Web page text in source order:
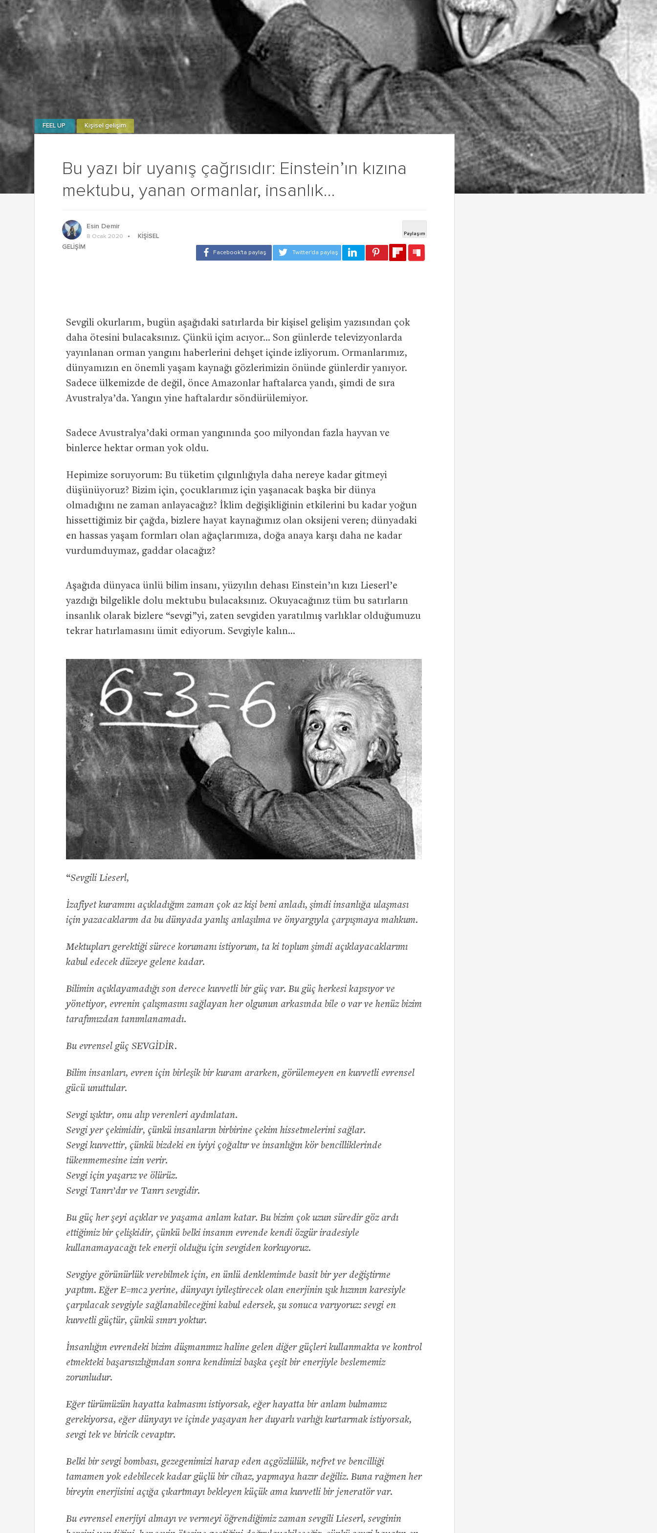
Bu yazı bir uyanış çağrısıdır: Einstein’ın kızına
mektubu, yanan ormanlar, insanlık…
FEEL UP Kişisel gelişim
Esin Demir
8 Ocak 2020
KIŞISEL
GELIŞIM
Sevgili okurlarım, bugün aşağıdaki satırlarda bir kişisel gelişim yazısından çok
daha ötesini bulacaksınız. Çünkü içim acıyor… Son günlerde televizyonlarda
yayınlanan orman yangını haberlerini dehşet içinde izliyorum. Ormanlarımız,
dünyamızın en önemli yaşam kaynağı gözlerimizin önünde günlerdir yanıyor.
Sadece ülkemizde de değil, önce Amazonlar haftalarca yandı, şimdi de sıra
Avustralya’da. Yangın yine haftalardır söndürülemiyor.
Sadece Avustralya’daki orman yangınında 500 milyondan fazla hayvan ve
binlerce hektar orman yok oldu.
Hepimize soruyorum: Bu tüketim çılgınlığıyla daha nereye kadar gitmeyi
düşünüyoruz? Bizim için, çocuklarımız için yaşanacak başka bir dünya
olmadığını ne zaman anlayacağız? İklim değişikliğinin etkilerini bu kadar yoğun
hissettiğimiz bir çağda, bizlere hayat kaynağımız olan oksijeni veren; dünyadaki
en hassas yaşam formları olan ağaçlarımıza, doğa anaya karşı daha ne kadar
vurdumduymaz, gaddar olacağız?
Aşağıda dünyaca ünlü bilim insanı, yüzyılın dehası Einstein’ın kızı Lieserl’e
yazdığı bilgelikle dolu mektubu bulacaksınız. Okuyacağınız tüm bu satırların
insanlık olarak bizlere “sevgi”yi, zaten sevgiden yaratılmış varlıklar olduğumuzu
tekrar hatırlamasını ümit ediyorum. Sevgiyle kalın…
“Sevgili Lieserl,
İzafiyet kuramını açıkladığım zaman çok az kişi beni anladı, şimdi insanlığa ulaşması
için yazacaklarım da bu dünyada yanlış anlaşılma ve önyargıyla çarpışmaya mahkum.
Mektupları gerektiği sürece korumanı istiyorum, ta ki toplum şimdi açıklayacaklarımı
kabul edecek düzeye gelene kadar.
Bilimin açıklayamadığı son derece kuvvetli bir güç var. Bu güç herkesi kapsıyor ve
yönetiyor, evrenin çalışmasını sağlayan her olgunun arkasında bile o var ve henüz bizim
tarafımızdan tanımlanamadı.
Bu evrensel güç SEVGİDİR.
Bilim insanları, evren için birleşik bir kuram ararken, görülemeyen en kuvvetli evrensel
gücü unuttular.
Sevgi ışıktır, onu alıp verenleri aydınlatan.
Sevgi yer çekimidir, çünkü insanların birbirine çekim hissetmelerini sağlar.
Sevgi kuvvettir, çünkü bizdeki en iyiyi çoğaltır ve insanlığın kör bencilliklerinde
tükenmemesine izin verir.
Sevgi için yaşarız ve ölürüz.
Sevgi Tanrı’dır ve Tanrı sevgidir.
Bu güç her şeyi açıklar ve yaşama anlam katar. Bu bizim çok uzun süredir göz ardı
ettiğimiz bir çelişkidir, çünkü belki insanın evrende kendi özgür iradesiyle
kullanamayacağı tek enerji olduğu için sevgiden korkuyoruz.
Sevgiye görünürlük verebilmek için, en ünlü denklemimde basit bir yer değiştirme
yaptım. Eğer E=mc2 yerine, dünyayı iyileştirecek olan enerjinin ışık hızının karesiyle
çarpılacak sevgiyle sağlanabileceğini kabul edersek, şu sonuca varıyoruz: sevgi en
kuvvetli güçtür, çünkü sınırı yoktur.
İnsanlığın evrendeki bizim düşmanımız haline gelen diğer güçleri kullanmakta ve kontrol
etmekteki başarısızlığından sonra kendimizi başka çeşit bir enerjiyle beslememiz
zorunludur.
Eğer türümüzün hayatta kalmasını istiyorsak, eğer hayatta bir anlam bulmamız
gerekiyorsa, eğer dünyayı ve içinde yaşayan her duyarlı varlığı kurtarmak istiyorsak,
sevgi tek ve biricik cevaptır.
Belki bir sevgi bombası, gezegenimizi harap eden açgözlülük, nefret ve bencilliği
tamamen yok edebilecek kadar güçlü bir cihaz, yapmaya hazır değiliz. Buna rağmen her
bireyin enerjisini açığa çıkartmayı bekleyen küçük ama kuvvetli bir jeneratör var.
Bu evrensel enerjiyi almayı ve vermeyi öğrendiğimiz zaman sevgili Lieserl, sevginin